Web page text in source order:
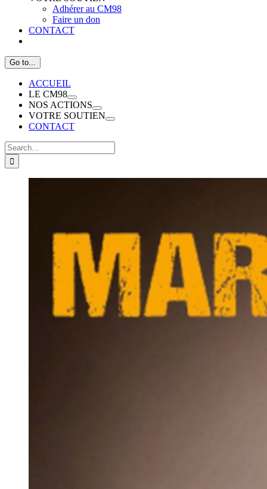
Adhérer au CM98
Faire un don
CONTACT
Go to...
ACCUEIL
LE CM98
NOS ACTIONS
VOTRE SOUTIEN
CONTACT
Search
for: